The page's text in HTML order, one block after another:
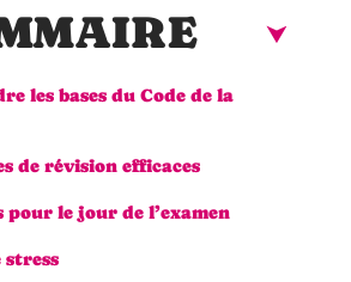
les bases du Code de la
de révision efficaces
pour le jour de l’examen
stress